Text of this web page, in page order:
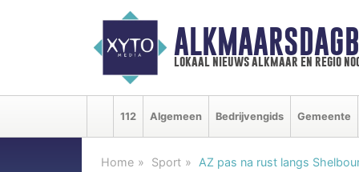
lokaal nieuws alkmaar en regio
112 Algemeen Bedrijvengids Gemeente
Home Sport AZ pas na rust langs